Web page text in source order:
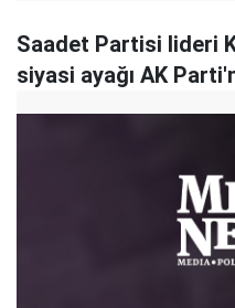
Saadet Partisi lideri
siyasi ayağı AK